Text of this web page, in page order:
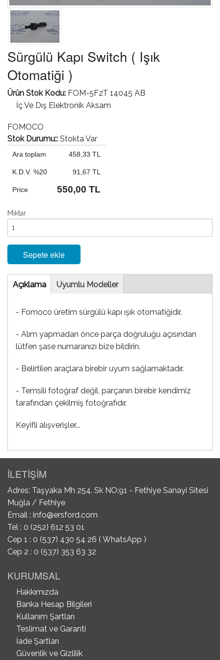
Sürgülü Kapı Switch ( Işık
Otomatiği )
Ürün Stok Kodu: FOM-5F2T 14045 AB
İç Ve Dış Elektronik Aksam
FOMOCO
Stok Durumu:: Stokta Var
Ara toplam 458,33 TL
K.D.V. %20 91,67 TL
Price 550,00 TL
Miktar
Sepete ekle
Tab
Açıklama(etkinUyumlu Modeller
- Fomoco üretim sürgülü kapı ışık otomatiğidir.
- Alım yapmadan önce parça doğruluğu açısından
lütfen şase numaranızı bize bildirin.
- Belirtilen araçlara birebir uyum sağlamaktadır.
- Temsili fotoğraf değil, parçanın birebir kendimiz
tarafından çekilmiş fotoğrafıdır.
Keyifli alışverişler...
İLETİŞİM
Adres: Taşyaka Mh 254. Sk NO:91 - Fethiye Sanayi Sitesi
Muğla / Fethiye
Email : info@ersford.com
Tel : 0 (252) 612 53 01
Cep 1 : 0 (537) 430 54 26 ( WhatsApp )
Cep 2 : 0 (537) 353 63 32
KURUMSAL
Hakkımızda
Banka Hesap Bilgileri
Kullanım Şartları
Teslimat ve Garanti
İade Şartları
Güvenlik ve Gizlilik